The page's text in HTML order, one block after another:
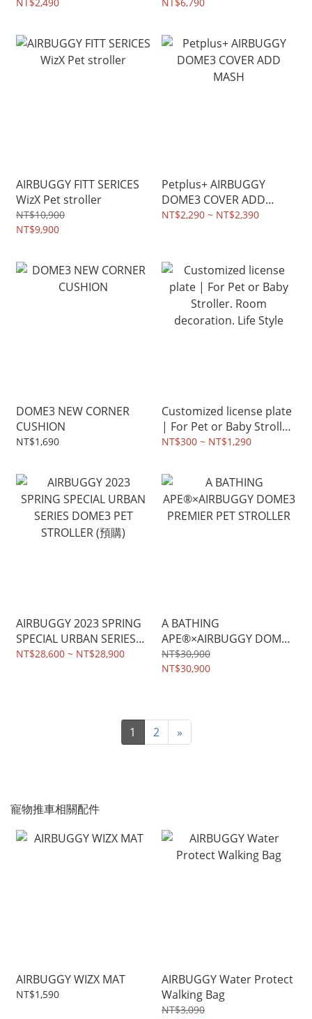
AIRBUGGY FITT SERICES
WizX Pet stroller
NT$10,900
NT$9,900
Petplus+ AIRBUGGY
DOME3 COVER ADD
MASH
NT$2,290 ~ NT$2,390
DOME3 NEW CORNER
CUSHION
NT$1,690
Customized license plate
| For Pet or Baby Stroller.
Room decoration. Life
NT$300 ~ NT$1,290
AIRBUGGY 2023 SPRING
SPECIAL URBAN SERIES
DOME3 PET STROLLER (預
NT$28,600 ~ NT$28,900
A BATHING
APE®×AIRBUGGY DOME3
PREMIER PET STROLLER
NT$30,900
NT$30,900
1 2 »
寵物推車相關配件
AIRBUGGY WIZX MAT
NT$1,590
AIRBUGGY Water Protect
Walking Bag
NT$3,090